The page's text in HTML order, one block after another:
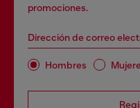
promociones.
Dirección de correo
Hombres